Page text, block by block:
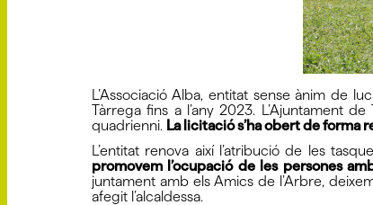
L’Associació Alba, entitat sense ànim de
Tàrrega fins a l’any 2023. L’Ajuntament
quadrienni. La licitació s’ha obert de forma
L’entitat renova així l’atribució de les
promovem l’ocupació de les persones
juntament amb els Amics de l’Arbre,
afegit l’alcaldessa.